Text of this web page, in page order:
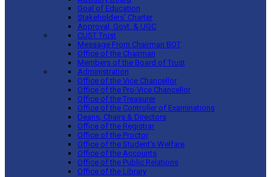
Goal of Education
Stakeholders’ Charter
Approval, Govt. & UGC
CUST Trust
Message From Chairman BOT
Office of the Chairman
Members of the Board of Trust
Administration
Office of the Vice Chancellor
Office of the Pro-Vice Chancellor
Office of the Treasurer
Office of the Controller of Examinations
Deans, Chairs & Directors
Office of the Registrar
Office of the Proctor
Office of the Student’s Welfare
Office of the Accounts
Office of the Public Relations
Office of the Library